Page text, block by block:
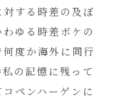
する時差の及ぼ
ゆる時差ボケの
度か海外に同行
の記憶に残って
ペンハーゲンに